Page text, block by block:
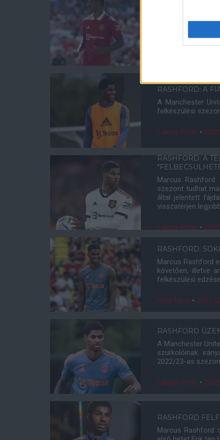
Marcus Rashford
RASHFORD: A
A Manchester
felkészülési
Lakner Péter •
RASHFORD: A
Marcus Rashford
szezont tudhat
által jelentett
visszatérjen
Lakner Péter •
RASHFORD:
Marcus Rashford
követően, illetve
felkészülési
Házi Tibor • 2022.
RASHFORD
A Manchester
szurkolóinak
2022/23-as
Lakner Péter •
RASHFORD
Marcus Rashford